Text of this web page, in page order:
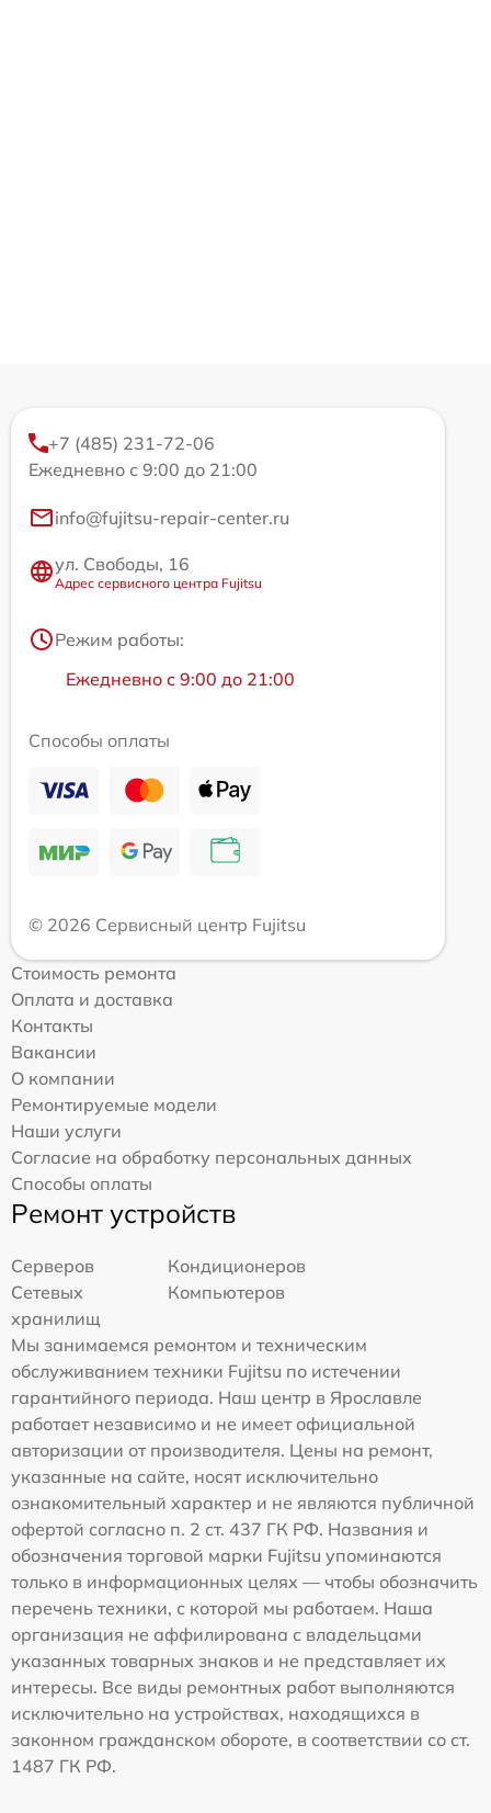
+7 (485) 231-72-06
Ежедневно с 9:00 до 21:00
info@fujitsu-repair-center.ru
ул. Свободы, 16
Адрес сервисного центра Fujitsu
Режим работы:
Ежедневно с 9:00 до 21:00
Способы оплаты
© 2026 Сервисный центр Fujitsu
Стоимость ремонта
Оплата и доставка
Контакты
Вакансии
О компании
Ремонтируемые модели
Наши услуги
Согласие на обработку персональных данных
Способы оплаты
Ремонт устройств
Серверов
Кондиционеров
Сетевых
хранилищ
Компьютеров
Мы занимаемся ремонтом и техническим
обслуживанием техники Fujitsu по истечении
гарантийного периода. Наш центр в Ярославле
работает независимо и не имеет официальной
авторизации от производителя. Цены на ремонт,
указанные на сайте, носят исключительно
ознакомительный характер и не являются публичной
офертой согласно п. 2 ст. 437 ГК РФ. Названия и
обозначения торговой марки Fujitsu упоминаются
только в информационных целях — чтобы обозначить
перечень техники, с которой мы работаем. Наша
организация не аффилирована с владельцами
указанных товарных знаков и не представляет их
интересы. Все виды ремонтных работ выполняются
исключительно на устройствах, находящихся в
законном гражданском обороте, в соответствии со ст.
1487 ГК РФ.